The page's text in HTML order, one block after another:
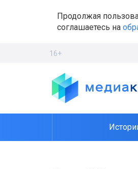
Продолжая
соглашаетесь на
16+